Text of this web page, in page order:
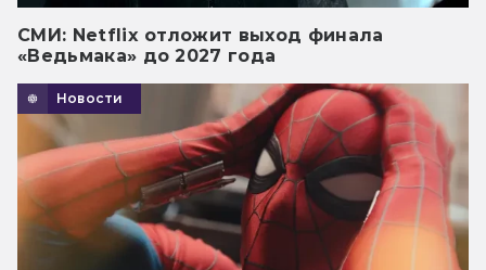
СМИ: Netflix отложит выход финала
«Ведьмака» до 2027 года
Новости